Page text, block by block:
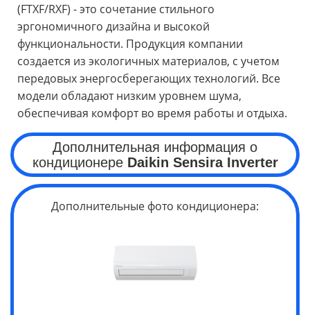
(FTXF/RXF) - это сочетание стильного
эргономичного дизайна и высокой
функциональности. Продукция компании
создается из экологичных материалов, с учетом
передовых энергосберегающих технологий. Все
модели обладают низким уровнем шума,
обеспечивая комфорт во время работы и отдыха.
Дополнительная информация о
кондиционере Daikin Sensira Inverter
Дополнительные фото кондиционера: